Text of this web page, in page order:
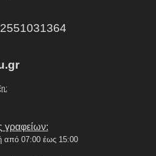
γραφείων:
από 07:00 έως 15:00